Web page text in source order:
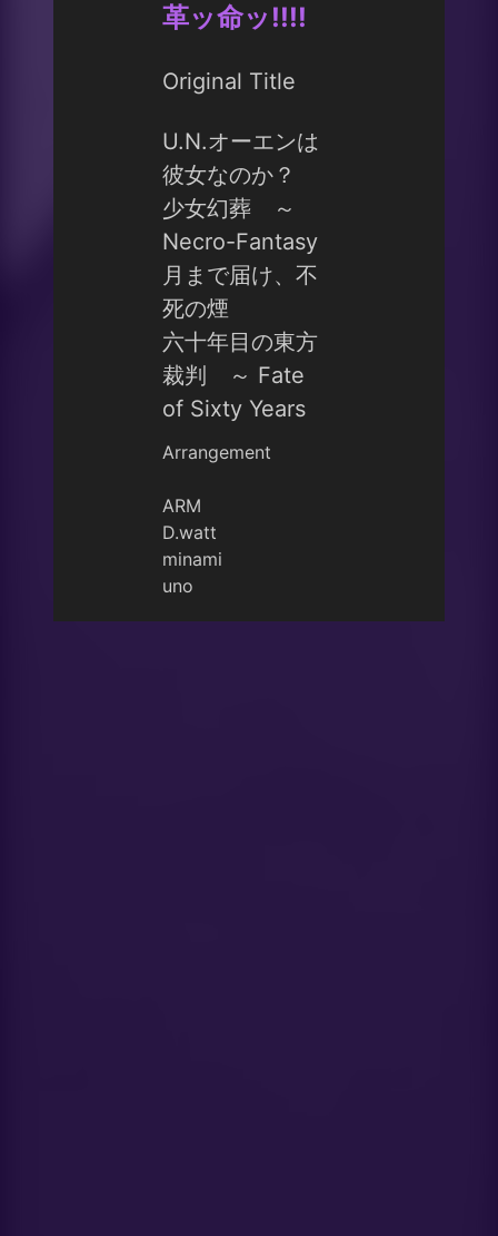
革ッ命ッ!!!!
Original Title
U.N.オーエンは
彼女なのか？
少女幻葬 ～
Necro-Fantasy
月まで届け、不
死の煙
六十年目の東方
裁判 ～ Fate
of Sixty Years
Arrangement
ARM
D.watt
minami
uno